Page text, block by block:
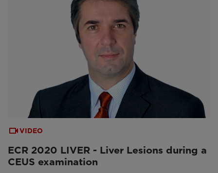
VIDEO
ECR 2020 LIVER - Liver Lesions during a
CEUS examination